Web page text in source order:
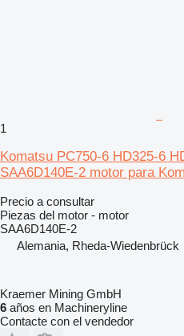
1
Komatsu PC750-6 HD325-6
SAA6D140E-2 motor para
Precio a consultar
Piezas del motor - motor
SAA6D140E-2
Alemania, Rheda-Wiedenbrück
Kraemer Mining GmbH
6 años en Machineryline
Contacte con el vendedor